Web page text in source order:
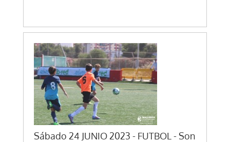
Sábado 24 JUNIO 2023 - FUTBOL - Son